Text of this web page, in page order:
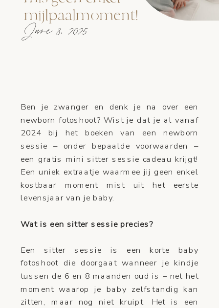
June 8, 2025
mijlpaalmoment!
Ben je zwanger en denk je na over een
newborn fotoshoot? Wist je dat je al vanaf
2024 bij het boeken van een newborn
sessie – onder bepaalde voorwaarden –
een gratis mini sitter sessie cadeau krijgt!
Een uniek extraatje waarmee jij geen enkel
kostbaar moment mist uit het eerste
levensjaar van je baby.
Wat is een sitter sessie precies?
Een sitter sessie is een korte baby
fotoshoot die doorgaat wanneer je kindje
tussen de 6 en 8 maanden oud is – net het
moment waarop je baby zelfstandig kan
zitten, maar nog niet kruipt. Het is een